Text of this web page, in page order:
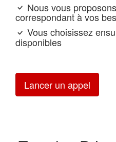
Nous vous
correspondant à vos
Vous choisissez
disponibles
Lancer un appel